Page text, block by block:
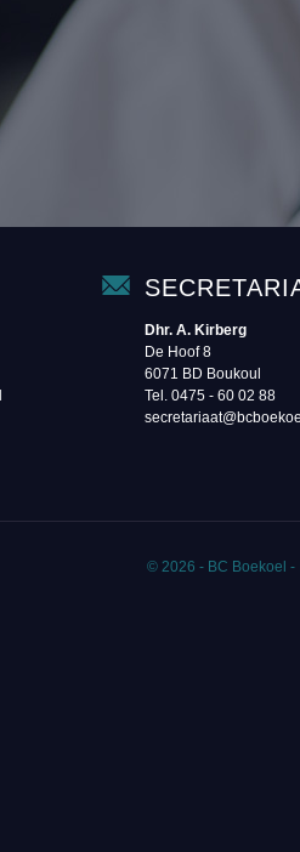
Dhr. A. Kirberg
De Hoof 8
6071 BD Boukoul
Tel. 0475 - 60 02 88‬
© 2026 - BC Boekoel